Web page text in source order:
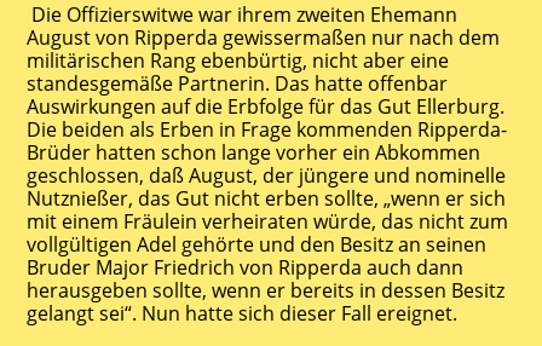
Die Offizierswitwe war ihrem zweiten Ehemann
August von Ripperda gewissermaßen nur nach dem
militärischen Rang ebenbürtig, nicht aber eine
standesgemäße Partnerin. Das hatte offenbar
Auswirkungen auf die Erbfolge für das Gut Ellerburg.
Die beiden als Erben in Frage kommenden Ripperda-
Brüder hatten schon lange vorher ein Abkommen
geschlossen, daß August, der jüngere und nominelle
Nutznießer, das Gut nicht erben sollte, „wenn er sich
mit einem Fräulein verheiraten würde, das nicht zum
vollgültigen Adel gehörte und den Besitz an seinen
Bruder Major Friedrich von Ripperda auch dann
herausgeben sollte, wenn er bereits in dessen Besitz
gelangt sei“. Nun hatte sich dieser Fall ereignet.